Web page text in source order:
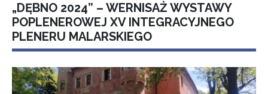
„DĘBNO 2024” – WERNISAŻ WYSTAWY
POPLENEROWEJ XV INTEGRACYJNEGO
PLENERU MALARSKIEGO